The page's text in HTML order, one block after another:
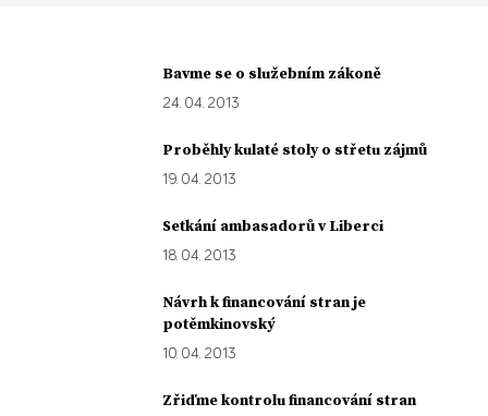
Bavme se o služebním zákoně
24. 04. 2013
Proběhly kulaté stoly o střetu zájmů
19. 04. 2013
Setkání ambasadorů v Liberci
18. 04. 2013
Návrh k financování stran je
potěmkinovský
10. 04. 2013
Zřiďme kontrolu financování stran